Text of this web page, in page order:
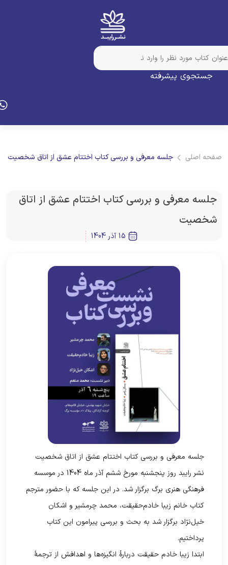
جستجوی پیشرفته
اصلی جلسه معرفی و بررسی کتاب اختتام عشق از اتاق شخصیت
جلسه معرفی و بررسی کتاب اختتام عشق از اتاق
شخصیت
15 آذر 1404
جلسه معرفی و بررسی کتاب اختتام عشق از اتاق شخصیت
نشر رایبد روز پنجشنبه مورخ ششم آذر ماه 1404 در موسسه
فرهنگی هنری برگ برگزار شد. در این جلسه که با حضور مترجم
کتاب خانم زیبا خادم‌حقیقت، محمد چرمشیر و اشکان
خیل‌نژاد برگزار شد به بحث و بررسی پیرامون این کتاب
پرداختیم.
ابتدا زیبا خادم حقیقت دربارۀ انگیزه‌ها و اهدافش از ترجمۀ